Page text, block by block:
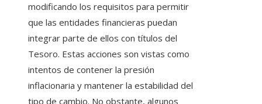
modificando los requisitos para permitir
que las entidades financieras puedan
integrar parte de ellos con títulos del
Tesoro. Estas acciones son vistas como
intentos de contener la presión
inflacionaria y mantener la estabilidad del
tipo de cambio. No obstante, algunos